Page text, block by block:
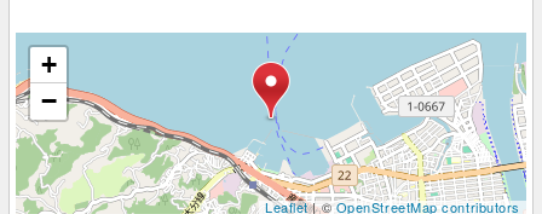
+
−
Leaflet| ©OpenStreetMap contributors